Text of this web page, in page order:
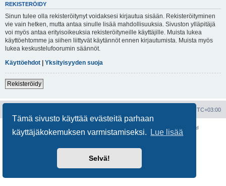
Tämä sivusto käyttää evästeitä parhaan
käyttäjäkokemuksen varmistamiseksi.
Lue lisää
Selvä!
REKISTERÖIDY
Sinun tulee olla rekisteröitynyt voidaksesi kirjautua sisään. Rekisteröityminen
vie vain hetken, mutta antaa sinulle lisää mahdollisuuksia. Sivuston ylläpitäjä
voi myös antaa erityisoikeuksia rekisteröityneille käyttäjille. Muista lukea
käyttöehtomme ja siihen liittyvät käytännöt ennen kirjautumista. Muista myös
lukea keskustelufoorumin säännöt.
Käyttöehdot | Yksityisyyden suoja
Rekisteröidy
UTC+03:00
® Forum Software © phpBB Limited
Käännös: phpBB Suomi (lurttinen, harritapio, Pettis)